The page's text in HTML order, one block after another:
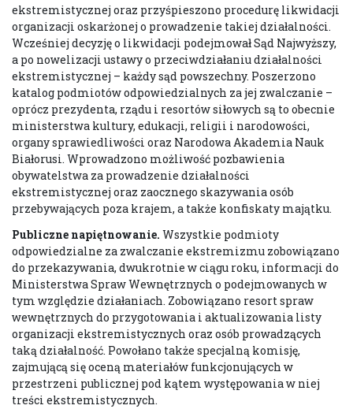
ekstremistycznej oraz przyśpieszono procedurę likwidacji
organizacji oskarżonej o prowadzenie takiej działalności.
Wcześniej decyzję o likwidacji podejmował Sąd Najwyższy,
a po nowelizacji ustawy o przeciwdziałaniu działalności
ekstremistycznej – każdy sąd powszechny. Poszerzono
katalog podmiotów odpowiedzialnych za jej zwalczanie –
oprócz prezydenta, rządu i resortów siłowych są to obecnie
ministerstwa kultury, edukacji, religii i narodowości,
organy sprawiedliwości oraz Narodowa Akademia Nauk
Białorusi. Wprowadzono możliwość pozbawienia
obywatelstwa za prowadzenie działalności
ekstremistycznej oraz zaocznego skazywania osób
przebywających poza krajem, a także konfiskaty majątku.
Publiczne napiętnowanie. Wszystkie podmioty
odpowiedzialne za zwalczanie ekstremizmu zobowiązano
do przekazywania, dwukrotnie w ciągu roku, informacji do
Ministerstwa Spraw Wewnętrznych o podejmowanych w
tym względzie działaniach. Zobowiązano resort spraw
wewnętrznych do przygotowania i aktualizowania listy
organizacji ekstremistycznych oraz osób prowadzących
taką działalność. Powołano także specjalną komisję,
zajmującą się oceną materiałów funkcjonujących w
przestrzeni publicznej pod kątem występowania w niej
treści ekstremistycznych.